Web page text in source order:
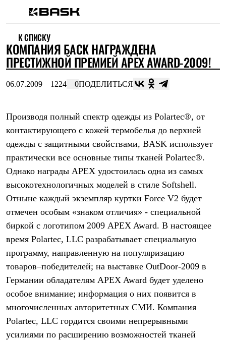
Интернет-магазин
Мужская одежда
Утепленная пухом
Куртки
Жилеты
Куртки
Брюки
Штормовая одежда
Куртки
Софтшелл одежда
Куртки
Брюки
Куртки
Брюки
Жилеты
Термобелье
Теплое термобелье
Легкое термобелье
Лёгкая одежда
Футболки
Рубашки
Толстовки
Брюки
Шорты
Женская одежда
Утепленная пухом
К СПИСКУ
КОМПАНИЯ БАСК НАГРАЖДЕНА
ПРЕСТИЖНОЙ ПРЕМИЕЙ APEX AWARD-2009!
06.07.2009 1224 0ПОДЕЛИТЬСЯ
Производя полный спектр одежды из Polartec®, от
контактирующего с кожей термобелья до верхней
одежды с защитными свойствами, BASK использует
практически все основные типы тканей Polartec®.
Однако награды APEX удостоилась одна из самых
высокотехнологичных моделей в стиле Softshell.
Отныне каждый экземпляр куртки Force V2 будет
отмечен особым «знаком отличия» - специальной
биркой с логотипом 2009 APEX Award. В настоящее
время Polartec, LLC разрабатывает специальную
программу, направленную на популяризацию
товаров–победителей; на выставке OutDoor-2009 в
Германии обладателям APEX Award будет уделено
особое внимание; информация о них появится в
многочисленных авторитетных СМИ. Компания
Polartec, LLC гордится своими непрерывными
усилиями по расширению возможностей тканей